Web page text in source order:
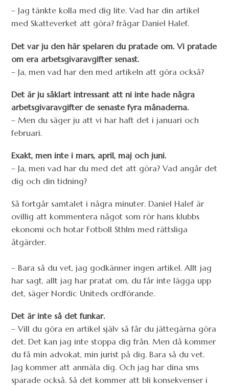
– Jag tänkte kolla med dig lite. Vad har din artikel
med Skatteverket att göra? frågar Daniel Halef.
Det var ju den här spelaren du pratade om. Vi pratade
om era arbetsgivaravgifter senast.
– Ja, men vad har den med artikeln att göra också?
Det är ju såklart intressant att ni inte hade några
arbetsgivaravgifter de senaste fyra månaderna.
– Men du säger ju att vi har haft det i januari och
februari.
Exakt, men inte i mars, april, maj och juni.
– Ja, men vad har du med det att göra? Vad angår det
dig och din tidning?
Så fortgår samtalet i några minuter. Daniel Halef är
ovillig att kommentera något som rör hans klubbs
ekonomi och hotar Fotboll Sthlm med rättsliga
åtgärder.
– Bara så du vet, jag godkänner ingen artikel. Allt jag
har sagt, allt jag har pratat om, du får inte lägga upp
det, säger Nordic Uniteds ordförande.
Det är inte så det funkar.
– Vill du göra en artikel själv så får du jättegärna göra
det. Det kan jag inte stoppa dig från. Men då kommer
du få min advokat, min jurist på dig. Bara så du vet.
Jag kommer att anmäla dig. Och jag har dina sms
sparade också. Så det kommer att bli konsekvenser i